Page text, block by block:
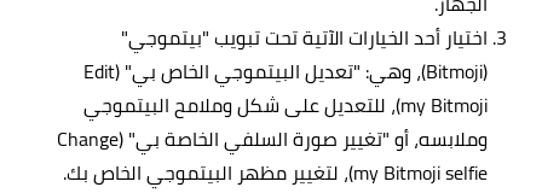
اختيار أحد الخيارات الآتية تحت تبويب "بيتموجي"
(Bitmoji)، وهي: "تعديل البيتموجي الخاص بي" (Edit
my Bitmoji)، للتعديل على شكل وملامح البيتموجي
وملابسه، أو "تغيير صورة السلفي الخاصة بي" (Change
my Bitmoji selfie)، لتغيير مظهر البيتموجي الخاص بك.